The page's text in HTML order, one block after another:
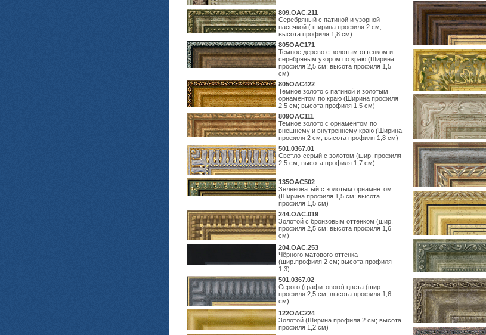
809.ОАС.211
Серебряный с патиной и узорной
насечкой ( ширина профиля 2 см;
высота профиля 1,8 см)
805OAC171
Темное дерево с золотым оттенком и
серебряным узором по краю (Ширина
профиля 2,5 см; высота профиля 1,5
см)
805OAC422
Темное золото с патиной и золотым
орнаментом по краю (Ширина профиля
2,5 см; высота профиля 1,5 см)
809OAC111
Темное золото с орнаментом по
внешнему и внутреннему краю (Ширина
профиля 2 см; высота профиля 1,8 см)
501.0367.01
Светло-серый с золотом (шир. профиля
2,5 см; высота профиля 1,7 см)
135OAC502
Зеленоватый с золотым орнаментом
(Ширина профиля 1,5 см; высота
профиля 1,5 см)
244.ОАС.019
Золотой с бронзовым оттенком (шир.
профиля 2,5 см; высота профиля 1,6
см)
204.OAC.253
Чёрного матового оттенка
(шир.профиля 2 см; высота профиля
1,3)
501.0367.02
Серого (графитового) цвета (шир.
профиля 2,5 см; высота профиля 1,6
см)
122OAC224
Золотой (Ширина профиля 2 см; высота
профиля 1,2 см)